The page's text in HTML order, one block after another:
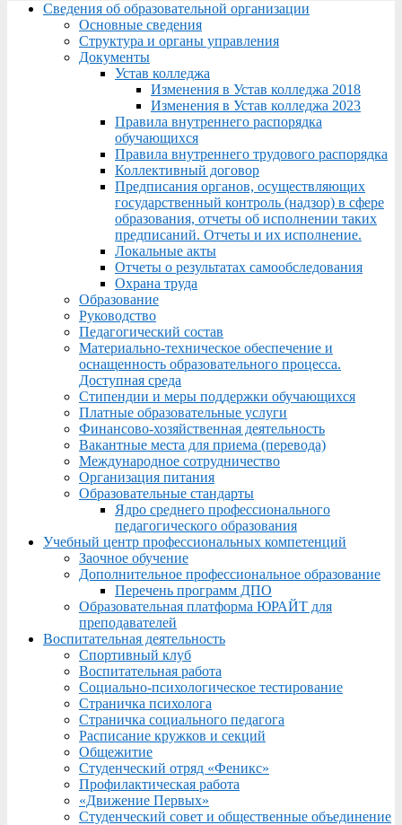
Menu
Сведения об образовательной организации
Основные сведения
Структура и органы управления
Документы
Устав колледжа
Изменения в Устав колледжа 2018
Изменения в Устав колледжа 2023
Правила внутреннего распорядка
обучающихся
Правила внутреннего трудового распорядка
Коллективный договор
Предписания органов, осуществляющих
государственный контроль (надзор) в сфере
образования, отчеты об исполнении таких
предписаний. Отчеты и их исполнение.
Локальные акты
Отчеты о результатах самообследования
Охрана труда
Образование
Руководство
Педагогический состав
Материально-техническое обеспечение и
оснащенность образовательного процесса.
Доступная среда
Стипендии и меры поддержки обучающихся
Платные образовательные услуги
Финансово-хозяйственная деятельность
Вакантные места для приема (перевода)
Международное сотрудничество
Организация питания
Образовательные стандарты
Ядро среднего профессионального
педагогического образования
Учебный центр профессиональных компетенций
Заочное обучение
Дополнительное профессиональное образование
Перечень программ ДПО
Образовательная платформа ЮРАЙТ для
преподавателей
Воспитательная деятельность
Спортивный клуб
Воспитательная работа
Социально-психологическое тестирование
Страничка психолога
Страничка социального педагога
Расписание кружков и секций
Общежитие
Студенческий отряд «Феникс»
Профилактическая работа
«Движение Первых»
Студенческий совет и общественные объединение